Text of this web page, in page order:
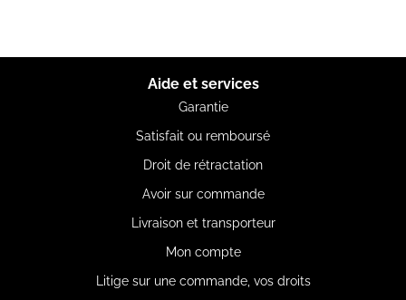
Aide et services
Garantie
Satisfait ou remboursé
Droit de rétractation
Avoir sur commande
Livraison et transporteur
Mon compte
Litige sur une commande, vos droits